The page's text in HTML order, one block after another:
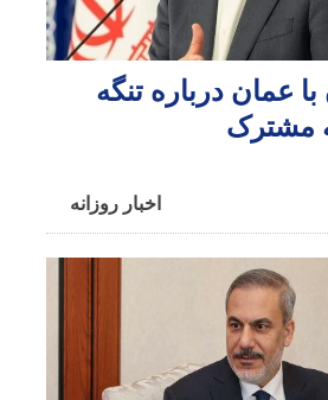
عمان درباره تنگه
مشترک
اخبار روزانه